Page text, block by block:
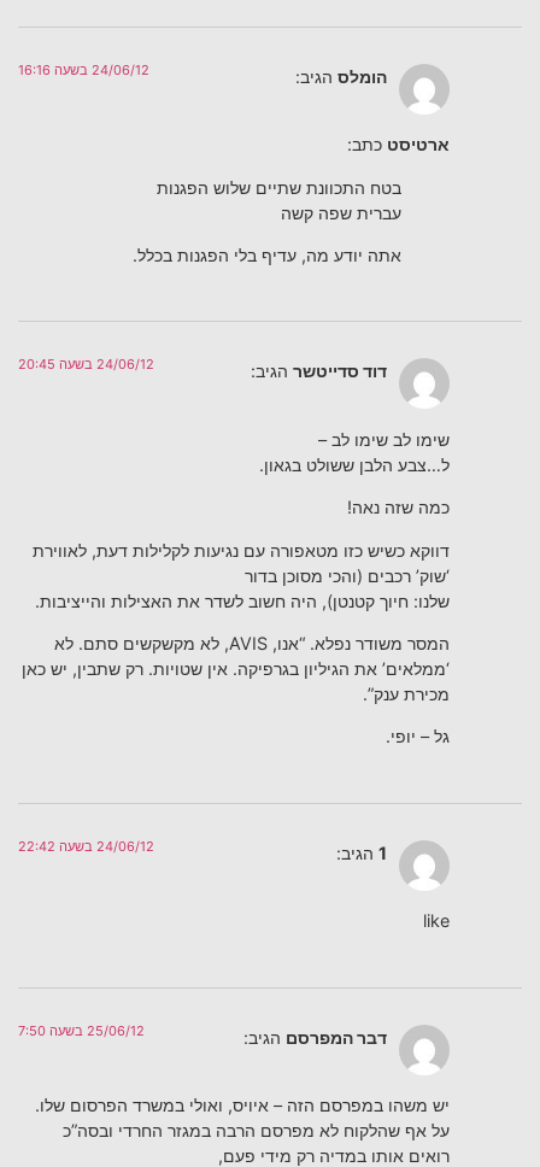
הומלס הגיב: 24/06/12 בשעה 16:16
ארטיסט כתב:
בטח התכוונת שתיים שלוש הפגנות
עברית שפה קשה
אתה יודע מה, עדיף בלי הפגנות בכלל.
דוד סדייטשר הגיב: 24/06/12 בשעה 20:45
שימו לב שימו לב –
ל…צבע הלבן ששולט בגאון.
כמה שזה נאה!
דווקא כשיש כזו מטאפורה עם נגיעות לקלילות דעת, לאווירת
‘שוק’ רכבים (והכי מסוכן בדור
שלנו: חיוך קטנטן), היה חשוב לשדר את האצילות והייציבות.
המסר משודר נפלא. “אנו, AVIS, לא מקשקשים סתם. לא
‘ממלאים’ את הגיליון בגרפיקה. אין שטויות. רק שתבין, יש כאן
מכירת ענק”.
גל – יופי.
1 הגיב: 24/06/12 בשעה 22:42
like
דבר המפרסם הגיב: 25/06/12 בשעה 7:50
יש משהו במפרסם הזה – איויס, ואולי במשרד הפרסום שלו.
על אף שהלקוח לא מפרסם הרבה במגזר החרדי ובסה”כ
רואים אותו במדיה רק מידי פעם,